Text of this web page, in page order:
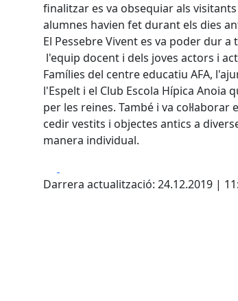
finalitzar es va obsequiar als
alumnes havien fet durant els dies
El Pessebre Vivent es va poder dur
l'equip docent i dels joves actors i
Famílies del centre educatiu AFA,
l'Espelt i el Club Escola Hípica Anoia
per les reines. També i va
cedir vestits i objectes antics a
manera individual.
Darrera actualització: 24.12.2019 |